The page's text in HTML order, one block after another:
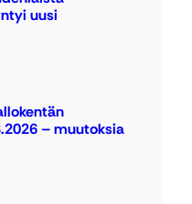
uusi
– muutoksia